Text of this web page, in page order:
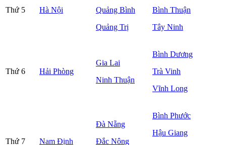
Thứ 5 Hà Nội
Quảng Bình
Quảng Trị
Bình Thuận
Tây Ninh
Thứ 6 Hải Phòng
Gia Lai
Ninh Thuận
Bình Dương
Trà Vinh
Vĩnh Long
Thứ 7 Nam Định
Đà Nẵng
Đắc Nông
Bình Phước
Hậu Giang